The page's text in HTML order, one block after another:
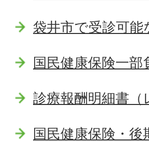
袋井市で受診可能
国民健康保険一
診療報酬明細書
国民健康保険・